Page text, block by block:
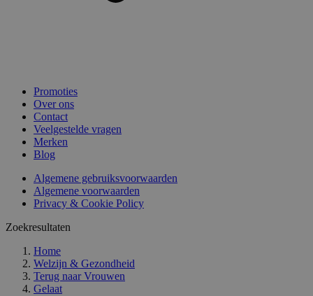
Promoties
Over ons
Contact
Veelgestelde vragen
Merken
Blog
Algemene gebruiksvoorwaarden
Algemene voorwaarden
Privacy & Cookie Policy
Zoekresultaten
Home
Welzijn & Gezondheid
Terug naar Vrouwen
Gelaat